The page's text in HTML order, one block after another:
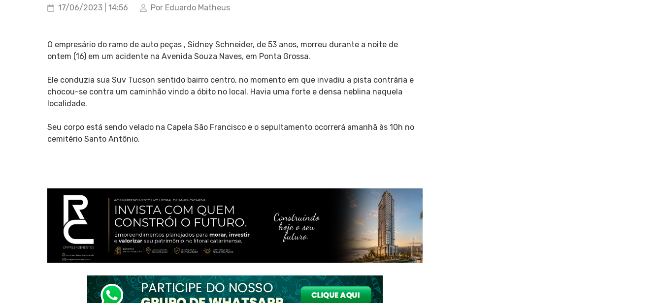
17/06/2023 | 14:56 Por Eduardo Matheus
O empresário do ramo de auto peças , Sidney Schneider, de 53 anos, morreu durante a noite de
ontem (16) em um acidente na Avenida Souza Naves, em Ponta Grossa.
Ele conduzia sua Suv Tucson sentido bairro centro, no momento em que invadiu a pista contrária e
chocou-se contra um caminhão vindo a óbito no local. Havia uma forte e densa neblina naquela
localidade.
Seu corpo está sendo velado na Capela São Francisco e o sepultamento ocorrerá amanhã às 10h no
cemitério Santo Antônio.